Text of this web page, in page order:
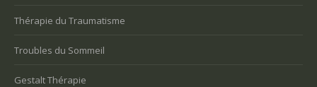
Thérapie du Traumatisme
Troubles du Sommeil
Gestalt Thérapie